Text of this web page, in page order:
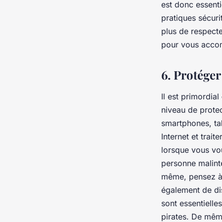
est donc
pratiques
plus de
pour vous
6.
Il est primordial
niveau de
smartphones,
Internet et
lorsque vous
personne
même, pensez
également de
sont
pirates. De